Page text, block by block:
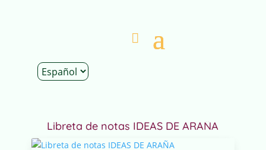
Libreta de notas IDEAS DE ARAÑA